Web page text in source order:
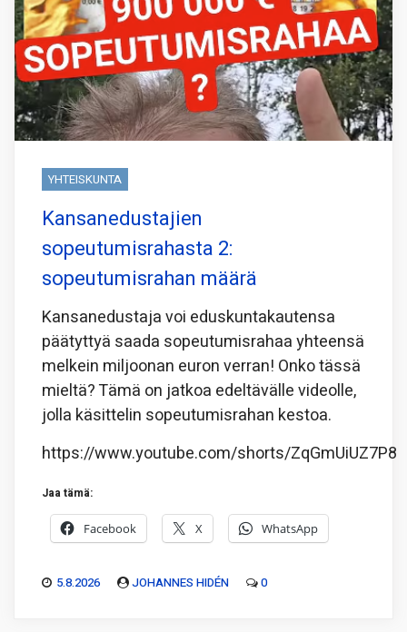
YHTEISKUNTA
Kansanedustajien
sopeutumisrahasta 2:
sopeutumisrahan määrä
Kansanedustaja voi eduskuntakautensa
päätyttyä saada sopeutumisrahaa yhteensä
melkein miljoonan euron verran! Onko tässä
mieltä? Tämä on jatkoa edeltävälle videolle,
jolla käsittelin sopeutumisrahan kestoa.
https://www.youtube.com/shorts/ZqGmUiUZ7P8
Jaa tämä:
Facebook X WhatsApp
5.8.2026 JOHANNES HIDÉN 0